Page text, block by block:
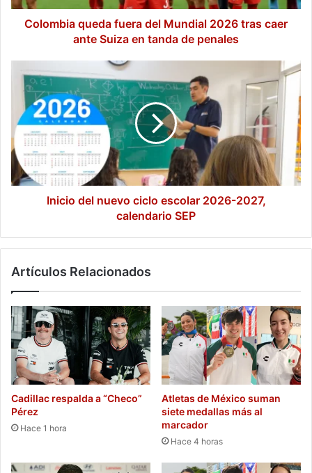
ante
Suiza
penales
Colombia queda fuera del Mundial 2026 tras caer
ante Suiza en tanda de penales
del
nuevo
ciclo
escolar
2026-
2027,
calendario
SEP
Inicio del nuevo ciclo escolar 2026-2027,
calendario SEP
Artículos Relacionados
Cadillac respalda a “Checo”
Pérez
Hace 1 hora
Atletas de México suman
siete medallas más al
marcador
Hace 4 horas